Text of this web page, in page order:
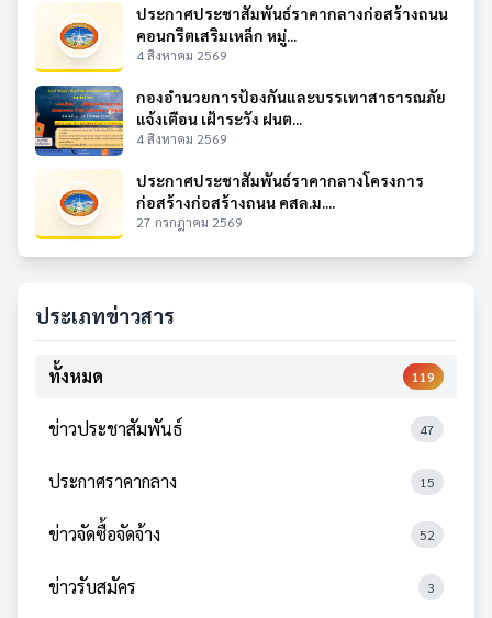
ประกาศประชาสัมพันธ์ราคากลางก่อสร้างถนน
คอนกรีตเสริมเหล็ก หมู่...
4 สิงหาคม 2569
กองอำนวยการป้องกันและบรรเทาสาธารณภัย
แจ้งเตือน เฝ้าระวัง ฝนต...
4 สิงหาคม 2569
ประกาศประชาสัมพันธ์ราคากลางโครงการ
ก่อสร้างก่อสร้างถนน คสล.ม....
27 กรกฎาคม 2569
ประเภทข่าวสาร
ทั้งหมด 119
ข่าวประชาสัมพันธ์ 47
ประกาศราคากลาง 15
ข่าวจัดซื้อจัดจ้าง 52
ข่าวรับสมัคร 3